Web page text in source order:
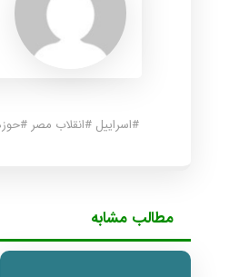
#اسراییل #انقلاب مصر #
مطالب مشابه